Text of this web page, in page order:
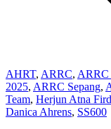
AHRT, ARRC, ARRC
2025, ARRC Sepang,
Team, Herjun Atna
Danica Ahrens, SS600